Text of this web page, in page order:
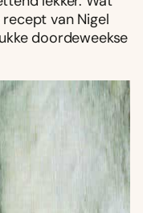
van Nigel
doordeweekse